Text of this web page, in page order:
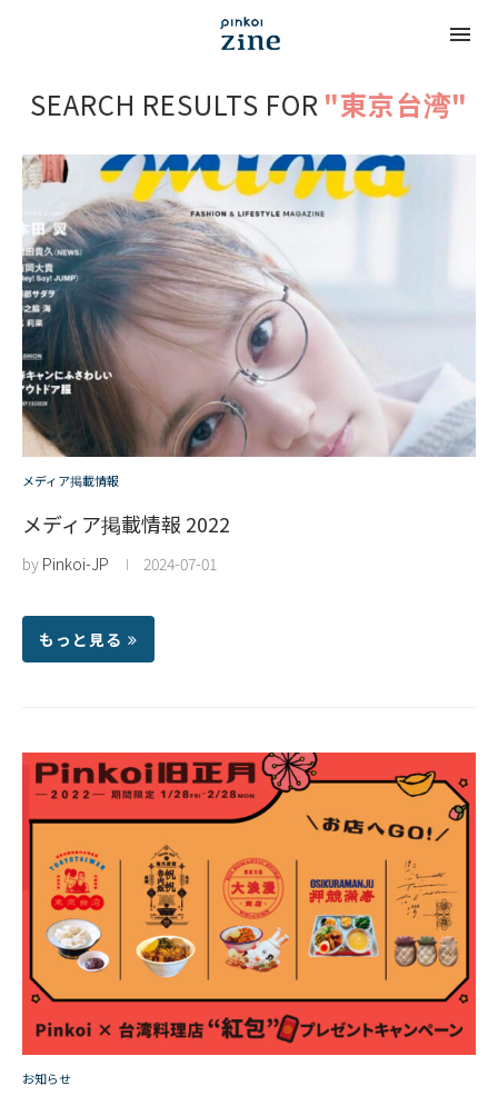
SEARCH RESULTS FOR "東京台湾"
メディア掲載情報
メディア掲載情報 2022
by Pinkoi-JP 2024-07-01
もっと見る
お知らせ